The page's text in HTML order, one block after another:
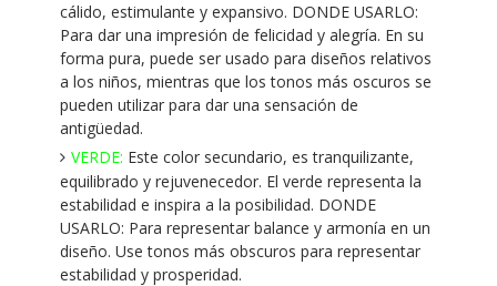
cálido, estimulante y expansivo. DONDE USARLO:
Para dar una impresión de felicidad y alegría. En su
forma pura, puede ser usado para diseños relativos
a los niños, mientras que los tonos más oscuros se
pueden utilizar para dar una sensación de
antigüedad.
VERDE: Este color secundario, es tranquilizante,
equilibrado y rejuvenecedor. El verde representa la
estabilidad e inspira a la posibilidad. DONDE
USARLO: Para representar balance y armonía en un
diseño. Use tonos más obscuros para representar
estabilidad y prosperidad.